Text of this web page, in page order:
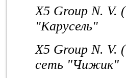
X5 Group N. V.
"Карусель"
X5 Group N.
сеть "Чижик"